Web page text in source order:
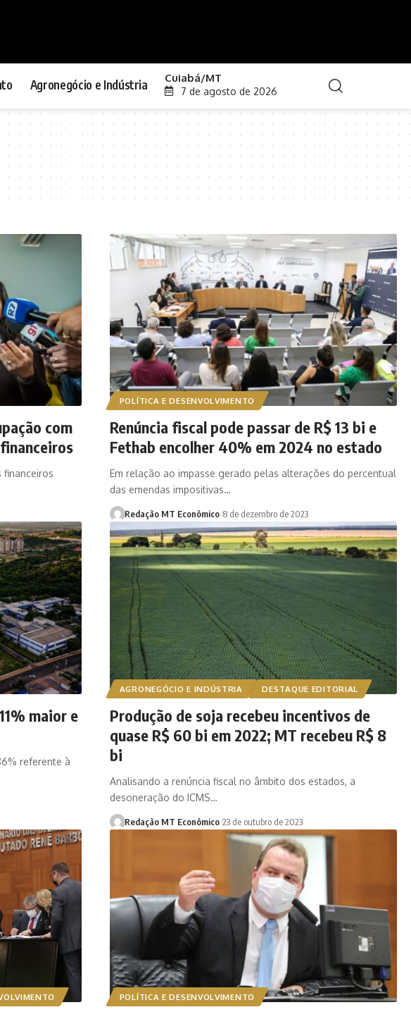
Agronegócio e Indústria Cuiabá/MT
7 de agosto de 2026
com
financeiros
POLÍTICA E DESENVOLVIMENTO
Renúncia fiscal pode passar de R$ 13 bi e
Fethab encolher 40% em 2024 no estado
Em relação ao impasse gerado pelas alterações do percentual
das emendas impositivas…
Redação MT Econômico 8 de dezembro de 2023
maior e
referente à
AGRONEGÓCIO E INDÚSTRIA DESTAQUE EDITORIAL
Produção de soja recebeu incentivos de
quase R$ 60 bi em 2022; MT recebeu R$ 8
bi
Analisando a renúncia fiscal no âmbito dos estados, a
desoneração do ICMS…
Redação MT Econômico 23 de outubro de 2023
POLÍTICA E DESENVOLVIMENTO